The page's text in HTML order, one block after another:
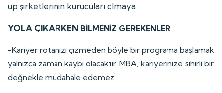
up şirketlerinin kurucuları olmaya
YOLA ÇIKARKEN BİLMENİZ GEREKENLER
-Kariyer rotanızı çizmeden böyle bir programa başlamak
yalnızca zaman kaybı olacaktır. MBA, kariyerinize sihirli bir
değnekle müdahale edemez.